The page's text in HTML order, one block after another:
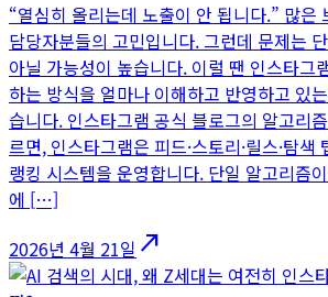
“열심히 올리는데 노출이 안 됩니다.” 많은
담당자분들의 고민입니다. 그런데 문제는
아닐 가능성이 높습니다. 이럴 땐 인스타그
하는 방식을 얼마나 이해하고 반영하고 있
습니다. 인스타그램 공식 블로그의 알고리
르면, 인스타그램은 피드·스토리·릴스·탐
랭킹 시스템을 운영합니다. 단일 알고리즘
에 […]
2026년 4월 21일 north_east